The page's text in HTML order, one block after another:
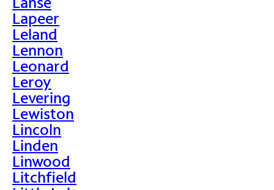
Lapeer
Leland
Lennon
Leonard
Leroy
Levering
Lewiston
Lincoln
Linden
Linwood
Litchfield